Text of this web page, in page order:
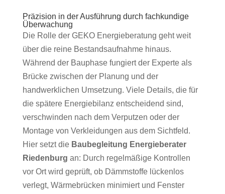
Präzision in der Ausführung durch fachkundige
Überwachung
Die Rolle der GEKO Energieberatung geht weit
über die reine Bestandsaufnahme hinaus.
Während der Bauphase fungiert der Experte als
Brücke zwischen der Planung und der
handwerklichen Umsetzung. Viele Details, die für
die spätere Energiebilanz entscheidend sind,
verschwinden nach dem Verputzen oder der
Montage von Verkleidungen aus dem Sichtfeld.
Hier setzt die Baubegleitung Energieberater
Riedenburg an: Durch regelmäßige Kontrollen
vor Ort wird geprüft, ob Dämmstoffe lückenlos
verlegt, Wärmebrücken minimiert und Fenster